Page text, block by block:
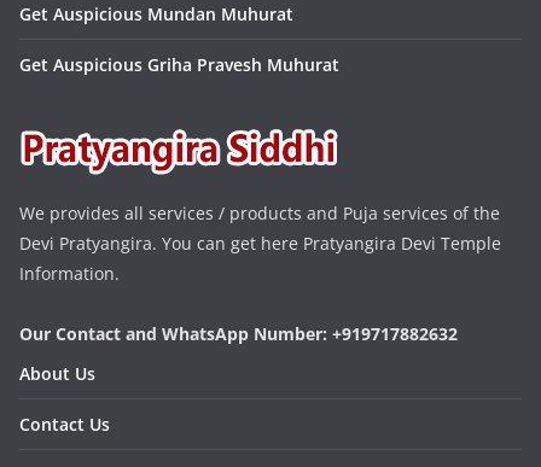
Get Auspicious Mundan Muhurat
Get Auspicious Griha Pravesh Muhurat
We provides all services / products and Puja services of the
Devi Pratyangira. You can get here Pratyangira Devi Temple
Information.
Our Contact and WhatsApp Number: +919717882632
About Us
Contact Us